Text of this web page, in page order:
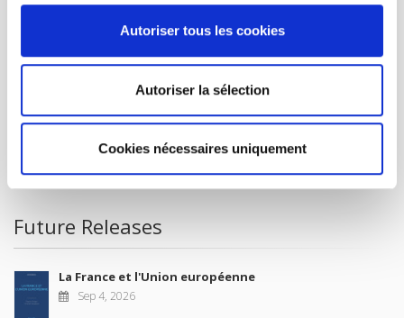
Autoriser tous les cookies
Autoriser la sélection
Cookies nécessaires uniquement
CONTACTS
Future Releases
La France et l'Union européenne
Sep 4, 2026